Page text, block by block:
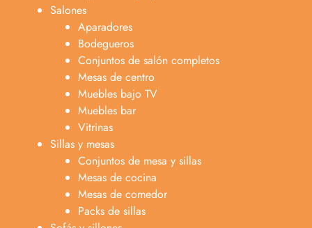
Salones
Aparadores
Bodegueros
Conjuntos de salón completos
Mesas de centro
Muebles bajo TV
Muebles bar
Vitrinas
Sillas y mesas
Conjuntos de mesa y sillas
Mesas de cocina
Mesas de comedor
Packs de sillas